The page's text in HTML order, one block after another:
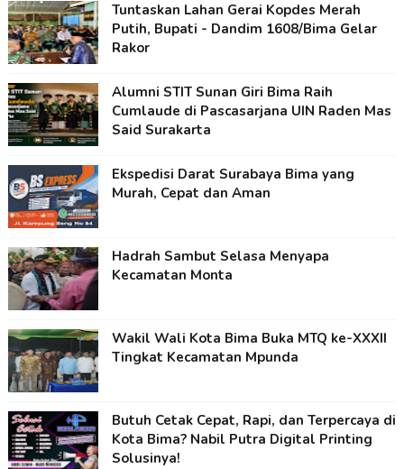
Tuntaskan Lahan Gerai Kopdes Merah
Putih, Bupati - Dandim 1608/Bima Gelar
Rakor
Alumni STIT Sunan Giri Bima Raih
Cumlaude di Pascasarjana UIN Raden Mas
Said Surakarta
Ekspedisi Darat Surabaya Bima yang
Murah, Cepat dan Aman
Hadrah Sambut Selasa Menyapa
Kecamatan Monta
Wakil Wali Kota Bima Buka MTQ ke-XXXII
Tingkat Kecamatan Mpunda
Butuh Cetak Cepat, Rapi, dan Terpercaya di
Kota Bima? Nabil Putra Digital Printing
Solusinya!